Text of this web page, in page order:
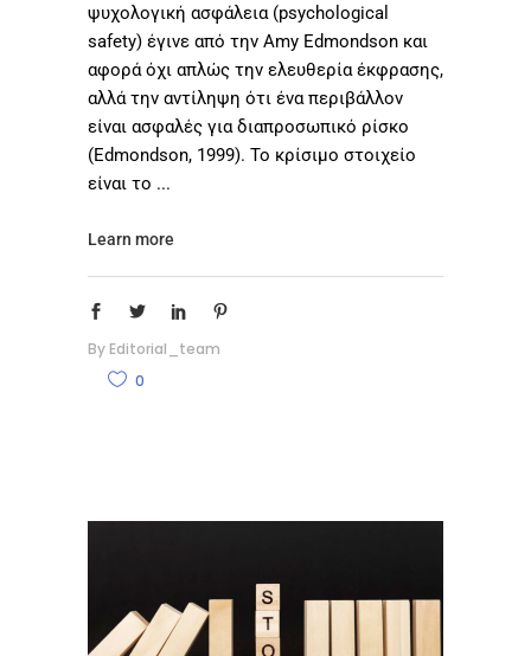
ψυχολογική ασφάλεια (psychological
safety) έγινε από την Amy Edmondson και
αφορά όχι απλώς την ελευθερία έκφρασης,
αλλά την αντίληψη ότι ένα περιβάλλον
είναι ασφαλές για διαπροσωπικό ρίσκο
(Edmondson, 1999). Το κρίσιμο στοιχείο
είναι το
Learn more
By Editorial_team
0